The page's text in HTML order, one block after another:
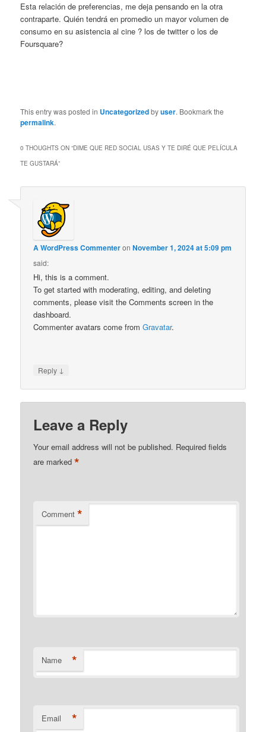
Esta relación de preferencias, me deja pensando en la otra
contraparte. Quién tendrá en promedio un mayor volumen de
consumo en su asistencia al cine ? los de twitter o los de
Foursquare?
This entry was posted in Uncategorizedbyuser. Bookmark the
permalink.
0 THOUGHTS ON “DIME QUE RED SOCIAL USAS Y TE DIRÉ QUE PELÍCULA
TE GUSTARÁ”
A WordPress CommenteronNovember 1, 2024 at 5:09 pm
said:
Hi, this is a comment.
To get started with moderating, editing, and deleting
comments, please visit the Comments screen in the
dashboard.
Commenter avatars come fromGravatar.
Reply ↓
Leave a Reply
Your email address will not be published. Required fields
are marked*
Comment *
Name *
Email *